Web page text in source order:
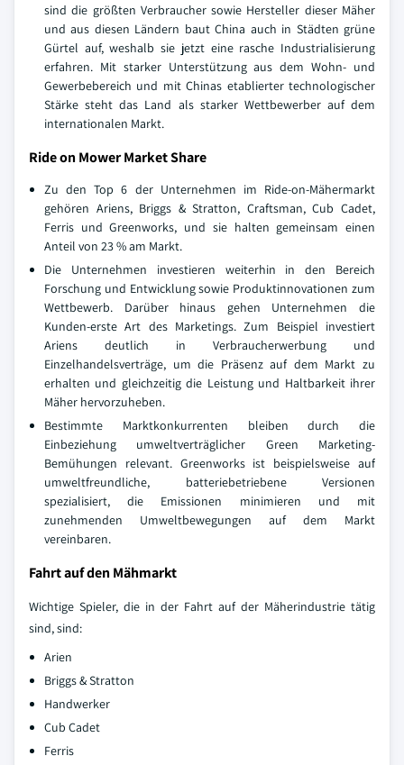
sind die größten Verbraucher sowie Hersteller dieser Mäher
und aus diesen Ländern baut China auch in Städten grüne
Gürtel auf, weshalb sie jetzt eine rasche Industrialisierung
erfahren. Mit starker Unterstützung aus dem Wohn- und
Gewerbebereich und mit Chinas etablierter technologischer
Stärke steht das Land als starker Wettbewerber auf dem
internationalen Markt.
Ride on Mower Market Share
Zu den Top 6 der Unternehmen im Ride-on-Mähermarkt
gehören Ariens, Briggs & Stratton, Craftsman, Cub Cadet,
Ferris und Greenworks, und sie halten gemeinsam einen
Anteil von 23 % am Markt.
Die Unternehmen investieren weiterhin in den Bereich
Forschung und Entwicklung sowie Produktinnovationen zum
Wettbewerb. Darüber hinaus gehen Unternehmen die
Kunden-erste Art des Marketings. Zum Beispiel investiert
Ariens deutlich in Verbraucherwerbung und
Einzelhandelsverträge, um die Präsenz auf dem Markt zu
erhalten und gleichzeitig die Leistung und Haltbarkeit ihrer
Mäher hervorzuheben.
Bestimmte Marktkonkurrenten bleiben durch die
Einbeziehung umweltverträglicher Green Marketing-
Bemühungen relevant. Greenworks ist beispielsweise auf
umweltfreundliche, batteriebetriebene Versionen
spezialisiert, die Emissionen minimieren und mit
zunehmenden Umweltbewegungen auf dem Markt
vereinbaren.
Fahrt auf den Mähmarkt
Wichtige Spieler, die in der Fahrt auf der Mäherindustrie tätig
sind, sind:
Arien
Briggs & Stratton
Handwerker
Cub Cadet
Ferris